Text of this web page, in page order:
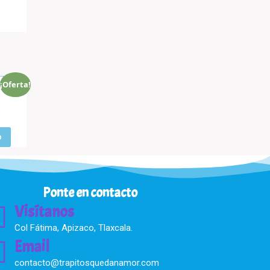
¡Oferta!
Ponte en contacto
Visítanos
Col Fátima, Apizaco, Tlaxcala.
Email
contacto@trapitosquedanamor.com